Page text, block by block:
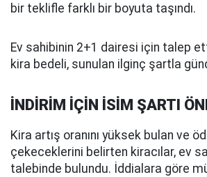
bir teklifle farklı bir boyuta taşındı.
Ev sahibinin 2+1 dairesi için talep
kira bedeli, sunulan ilginç şartla
İNDİRİM İÇİN İSİM ŞARTI
Kira artış oranını yüksek bulan ve
çekeceklerini belirten kiracılar, ev
talebinde bulundu. İddialara göre